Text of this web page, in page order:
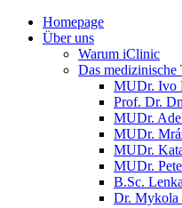
Homepage
Über uns
Warum iClinic
Das medizinische
MUDr. Ivo
Prof. Dr.
MUDr.
MUDr.
MUDr.
MUDr.
B.Sc.
Dr.